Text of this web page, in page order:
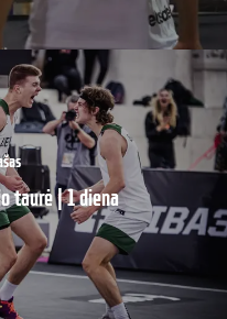
taurė | 1 diena